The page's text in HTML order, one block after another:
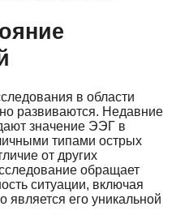
в области
развиваются. Недавние
значение ЭЭГ в
типами острых
от других
обращает
ситуации, включая
является его уникальной